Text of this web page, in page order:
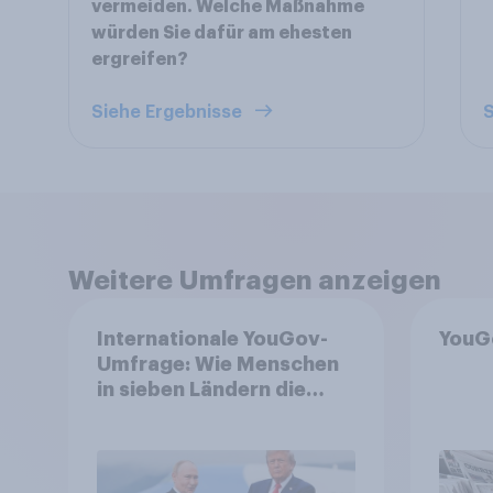
vermeiden. Welche Maßnahme
würden Sie dafür am ehesten
ergreifen?
Siehe Ergebnisse
Weitere Umfragen anzeigen
Internationale YouGov-
Umfrage: Wie Menschen
in sieben Ländern die
Bedrohungen und